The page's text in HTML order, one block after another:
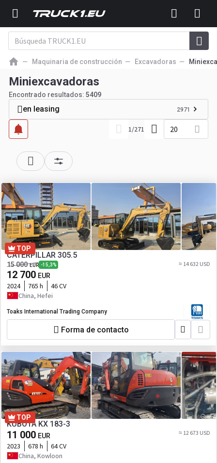
Maquinaria de construcción Excavadoras
Miniexcavadoras
Encontrado resultados: 5409
en leasing 2971
1/271 20
TOP
CATERPILLAR 305.5
15 000 EUR -15,3%
12 700 EUR
≈ 14 632 USD
2024 765 h
46 CV
China, Hefei
Toaks International Trading Company
Forma de contacto
TOP
KUBOTA KX 183-3
11 000 EUR ≈ 12 673 USD
2023 678 h
64 CV
China, Kowloon